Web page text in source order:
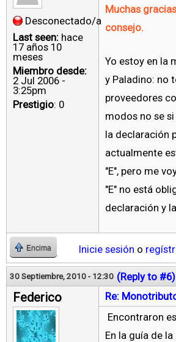
Desconectado/a
Last seen: hace
17 años 10
meses
Miembro desde:
2 Jul 2006 -
3:25pm
Prestigio: 0
Muchas
consejo.
Yo estoy en la
y Paladino: no
proveedores
modos no se
la declaración
actualmente
"E", pero me
"E" no está
declaración y
Encima Inicie sesión o
30 Septiembre, 2010 - 12:30 (Reply to #6)
Federico
Re:
Encontraron
En la guía de